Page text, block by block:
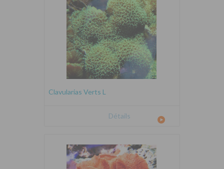
Clavularias Verts L
Détails